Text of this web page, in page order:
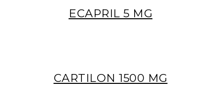
ECAPRIL 5 MG
CARTILON 1500 MG